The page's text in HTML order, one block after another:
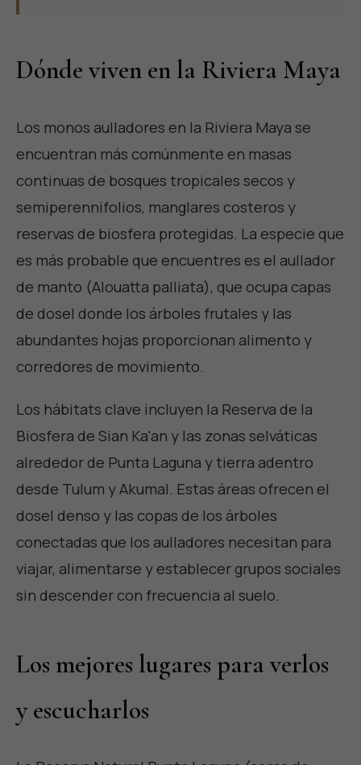
Dónde viven en la Riviera Maya
Los monos aulladores en la Riviera Maya se
encuentran más comúnmente en masas
continuas de bosques tropicales secos y
semiperennifolios, manglares costeros y
reservas de biosfera protegidas. La especie que
es más probable que encuentres es el aullador
de manto (Alouatta palliata), que ocupa capas
de dosel donde los árboles frutales y las
abundantes hojas proporcionan alimento y
corredores de movimiento.
Los hábitats clave incluyen la Reserva de la
Biosfera de Sian Ka'an y las zonas selváticas
alrededor de Punta Laguna y tierra adentro
desde Tulum y Akumal. Estas áreas ofrecen el
dosel denso y las copas de los árboles
conectadas que los aulladores necesitan para
viajar, alimentarse y establecer grupos sociales
sin descender con frecuencia al suelo.
Los mejores lugares para verlos
y escucharlos